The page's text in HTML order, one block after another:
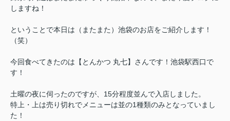
しますね！
ということで本日は（またまた）池袋のお店をご紹介します！
（笑）
今回食べてきたのは【とんかつ 丸七】さんです！池袋駅西口で
す！
土曜の夜に伺ったのですが、15分程度並んで入店しました。
特上・上は売り切れでメニューは並の1種類のみとなっていまし
た！